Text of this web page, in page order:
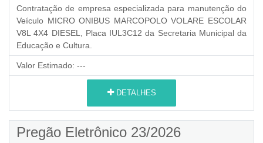
Contratação de empresa especializada para manutenção do
Veículo MICRO ONIBUS MARCOPOLO VOLARE ESCOLAR
V8L 4X4 DIESEL, Placa IUL3C12 da Secretaria Municipal da
Educação e Cultura.
Valor Estimado: ---
DETALHES
Pregão Eletrônico 23/2026